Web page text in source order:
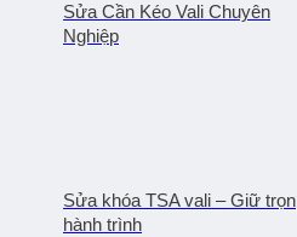
Sửa Cần Kéo Vali Chuyên
Nghiệp
Sửa khóa TSA vali – Giữ trọn
hành trình